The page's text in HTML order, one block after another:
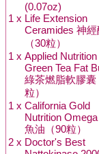
(0.07oz)
1 x Life Extension
Ceramides 神
（30粒）
1 x Applied Nutrition
Green Tea Fat
綠茶燃脂軟膠囊
粒）
1 x California Gold
Nutrition
魚油（90粒）
2 x Doctor's Best